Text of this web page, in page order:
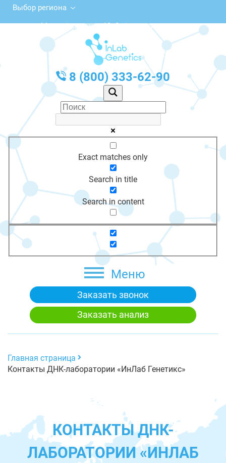
Выбор региона
Молодёжная ул., 10, Олёкминск
с 10:00 до 20:00
График работы: Пн-Пт с 10:00 до 20:00
8 (800) 333-62-90
Exact matches only
Search in title
Search in content
Меню
Заказать звонок
Заказать анализ
Главная страница
Контакты ДНК-лаборатории «ИнЛаб Генетикс»
КОНТАКТЫ ДНК-
ЛАБОРАТОРИИ «ИНЛАБ